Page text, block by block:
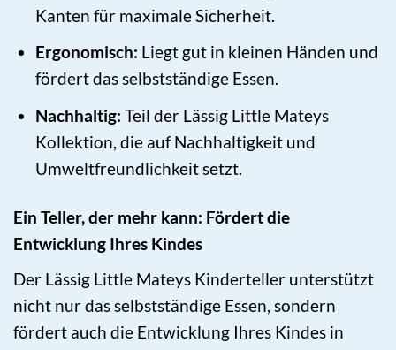
Kanten für maximale Sicherheit.
Ergonomisch: Liegt gut in kleinen Händen und
fördert das selbstständige Essen.
Nachhaltig: Teil der Lässig Little Mateys
Kollektion, die auf Nachhaltigkeit und
Umweltfreundlichkeit setzt.
Ein Teller, der mehr kann: Fördert die
Entwicklung Ihres Kindes
Der Lässig Little Mateys Kinderteller unterstützt
nicht nur das selbstständige Essen, sondern
fördert auch die Entwicklung Ihres Kindes in